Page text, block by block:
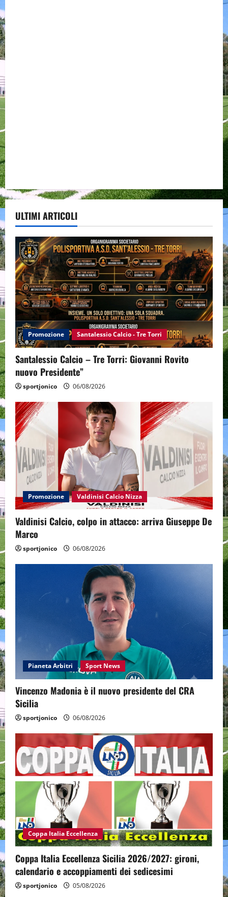
ULTIMI ARTICOLI
Promozione Santalessio Calcio - Tre Torri
Santalessio Calcio – Tre Torri: Giovanni Rovito
nuovo Presidente”
sportjonico 06/08/2026
Promozione Valdinisi Calcio Nizza
Valdinisi Calcio, colpo in attacco: arriva Giuseppe De
Marco
sportjonico 06/08/2026
Pianeta Arbitri Sport News
Vincenzo Madonia è il nuovo presidente del CRA
Sicilia
sportjonico 06/08/2026
Coppa Italia Eccellenza
Coppa Italia Eccellenza Sicilia 2026/2027: gironi,
calendario e accoppiamenti dei sedicesimi
sportjonico 05/08/2026